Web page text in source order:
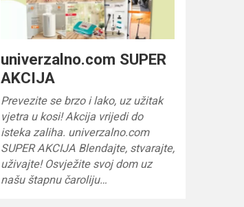
univerzalno.com SUPER
AKCIJA
Prevezite se brzo i lako, uz užitak
vjetra u kosi! Akcija vrijedi do
isteka zaliha. univerzalno.com
SUPER AKCIJA Blendajte, stvarajte,
uživajte! Osvježite svoj dom uz
našu štapnu čaroliju…